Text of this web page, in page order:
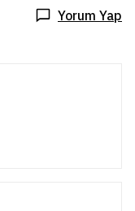
Yorum Yap